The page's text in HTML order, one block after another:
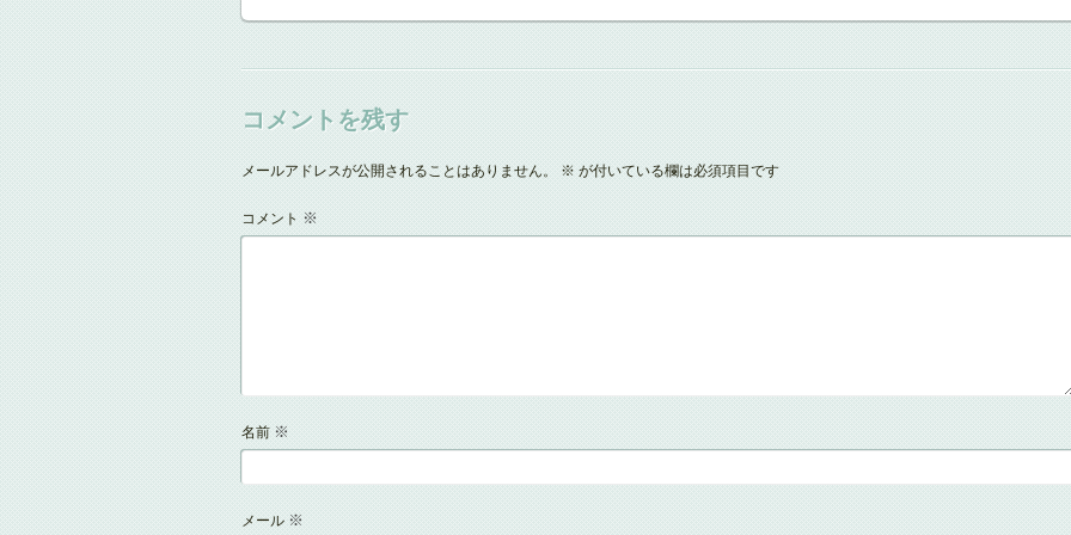
コメントを残す
メールアドレスが公開されることはありません。 ※ が付いている欄は必須項目です
コメント ※
名前 ※
メール ※